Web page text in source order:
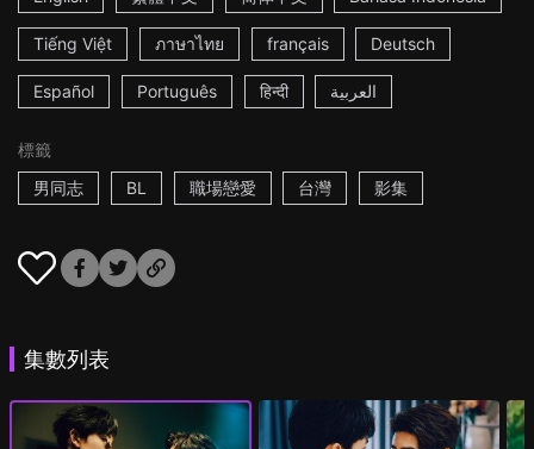
Tiếng Việt ภาษาไทย français Deutsch
Español Português हिन्दी العربية
標籤
男同志
BL 職場戀愛 台灣 影集
集數列表